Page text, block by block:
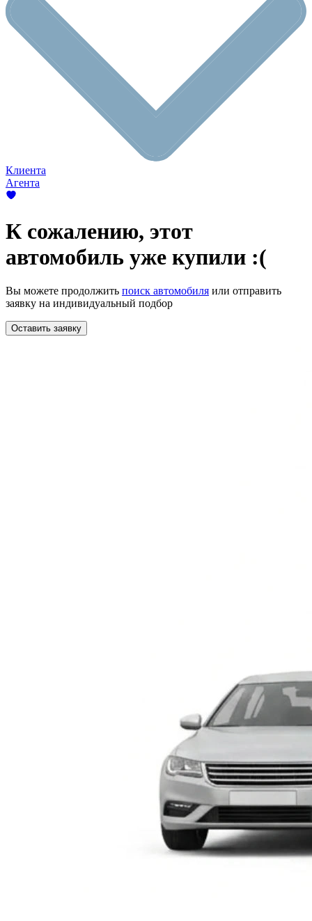
Клиента
Агента
К сожалению, этот
автомобиль уже купили :(
Вы можете продолжить поиск автомобиля или отправить
заявку на индивидуальный подбор
Оставить заявку